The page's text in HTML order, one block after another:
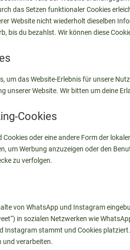
das Setzen funktionaler Cookies
Website nicht wiederholt dieselben
bis du bezahlst. Wir können diese
um das Website-Erlebnis für unsere
unserer Website. Wir bitten um deine
Cookies
oder eine andere Form der
um Werbung anzuzeigen oder den
zu verfolgen.
von WhatsApp und Instagram
in sozialen Netzwerken wie
Instagram stammt und Cookies
und verarbeiten.